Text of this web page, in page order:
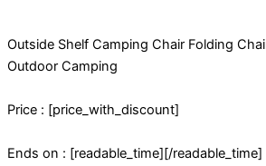
Outside Shelf Camping Chair Folding
Outdoor Camping
Price : [price_with_discount]
Ends on : [readable_time][/readable_time]